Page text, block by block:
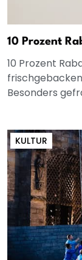
10 Prozent
10 Prozent
Besonders
KULTUR